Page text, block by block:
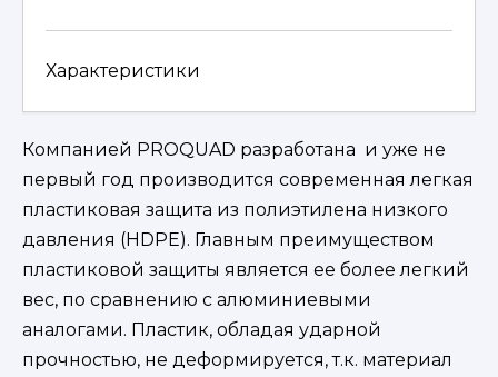
EPS
Характеристики
Компанией PROQUAD разработана и уже не
первый год производится современная легкая
пластиковая защита из полиэтилена низкого
давления (HDPE). Главным преимуществом
пластиковой защиты является ее более легкий
вес, по сравнению с алюминиевыми
аналогами. Пластик, обладая ударной
прочностью, не деформируется, т.к. материал